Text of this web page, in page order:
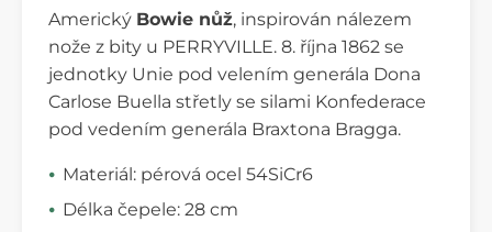
Americký Bowie nůž, inspirován nálezem
nože z bity u PERRYVILLE. 8. října 1862 se
jednotky Unie pod velením generála Dona
Carlose Buella střetly se silami Konfederace
pod vedením generála Braxtona Bragga.
Materiál: pérová ocel 54SiCr6
Délka čepele: 28 cm